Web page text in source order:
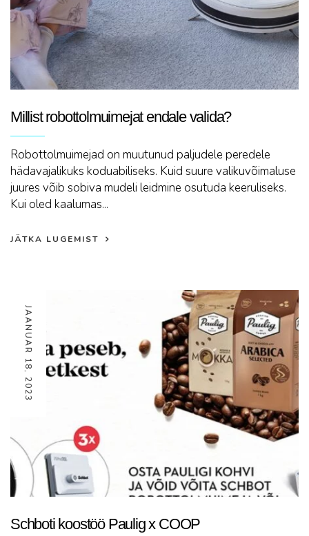
Millist robottolmuimejat endale valida?
Robottolmuimejad on muutunud paljudele peredele
hädavajalikuks koduabiliseks. Kuid suure valikuvõimaluse
juures võib sobiva mudeli leidmine osutuda keeruliseks.
Kui oled kaalumas...
JÄTKA LUGEMIST
JAANUAR 18, 2023
Schboti koostöö Paulig x COOP